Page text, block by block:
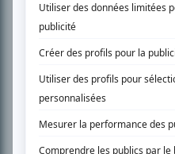
SUR LE RÉSEAU BIZZ MÉDIA